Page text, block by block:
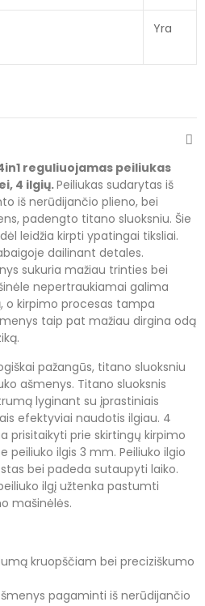
Yra
reguliuojamas peiliukas
, 4 ilgių.Peiliukas sudarytas iš
iš nerūdijančio plieno, bei
padengto titano sluoksniu. Šie
leidžia kirpti ypatingai tiksliai.
dailinant detales.
sukuria mažiau trinties bei
nepertraukiamai galima
o kirpimo procesas tampa
taip pat mažiau dirgina odą
pažangūs, titano sluoksniu
ašmenys. Titano sluoksnis
lyginant su įprastiniais
efektyviai naudotis ilgiau. 4
prisitaikyti prie skirtingų kirpimo
peiliuko ilgis 3 mm. Peiliuko ilgio
bei padeda sutaupyti laiko.
ilgį užtenka pastumti
mašinėlės.
kruopščiam bei preciziškumo
pagaminti iš nerūdijančio